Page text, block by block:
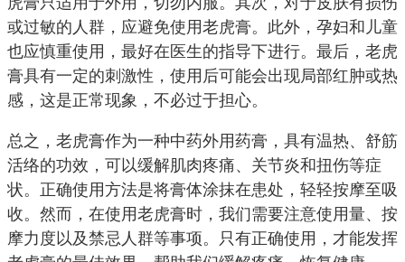
或过敏的人群，应避免使用老虎膏。此外，孕妇和儿童
也应慎重使用，最好在医生的指导下进行。最后，老虎
膏具有一定的刺激性，使用后可能会出现局部红肿或热
感，这是正常现象，不必过于担心。
总之，老虎膏作为一种中药外用药膏，具有温热、舒筋
活络的功效，可以缓解肌肉疼痛、关节炎和扭伤等症
状。正确使用方法是将膏体涂抹在患处，轻轻按摩至吸
收。然而，在使用老虎膏时，我们需要注意使用量、按
摩力度以及禁忌人群等事项。只有正确使用，才能发挥